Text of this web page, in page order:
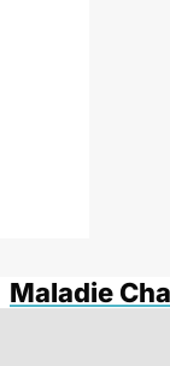
Maladie